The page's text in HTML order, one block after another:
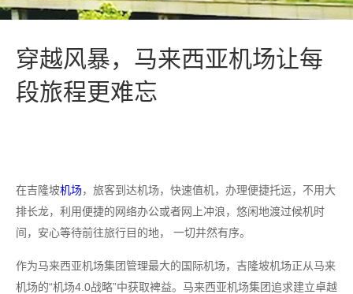
穿越风暴，马来西亚机场让每
段旅程更难忘
在吉隆坡机场，旅客到达机场，快速值机，办理便捷托运，不用大
排长龙，利用便捷的网络办公或者网上冲浪，悠闲地渡过候机时
间，安心等待前往旅行目的地， 一切井然有序。
作为马来西亚机场集团管理最大的国际机场，吉隆坡机场正从马来
机场的“机场4.0战略”中获取裨益。马来西亚机场集团追求建立卓越